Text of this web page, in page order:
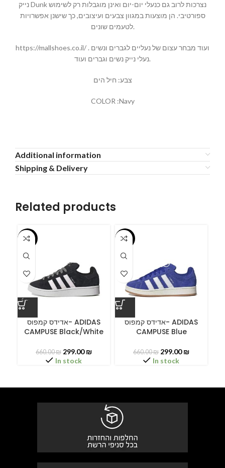
נייק Dunk נצרכות לרוב גם כנעלי יום-יום ואינן מוגבלות רק לשימוש
ספורטיבי. הן מוצעות במגוון צבעים ועיצובים, כך שישנן אפשרויות
לטעמים שונים.
https://mallshoes.co.il/ ועוד מבחר עצום של נעליים לגברים ונשים .
נעלי נייק נשים וגברים ועוד.
צבע: חיל הים
COLOR :Navy
Additional information
Shipping & Delivery
Related products
-55%
אדידס קמפוס- ADIDAS
CAMPUSE Black/White
660.00₪ 299.00₪
In stock
-55%
אדידס קמפוס- ADIDAS
CAMPUSE Blue
660.00₪ 299.00₪
In stock